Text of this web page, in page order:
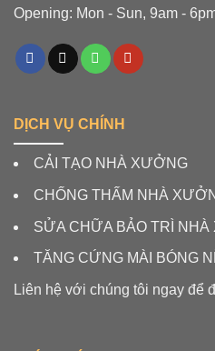
Opening: Mon - Sun, 9am -
DỊCH VỤ CHÍNH
CẢI TẠO NHÀ XƯỞNG
CHỐNG THẤM NHÀ
SỬA CHỮA BẢO TRÌ
TĂNG CỨNG MÀI BÓNG
Liên hệ với chúng tôi ngay để